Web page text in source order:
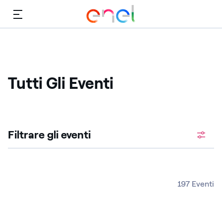
Menù
Tutti Gli Eventi
Filtrare gli eventi
197 Eventi